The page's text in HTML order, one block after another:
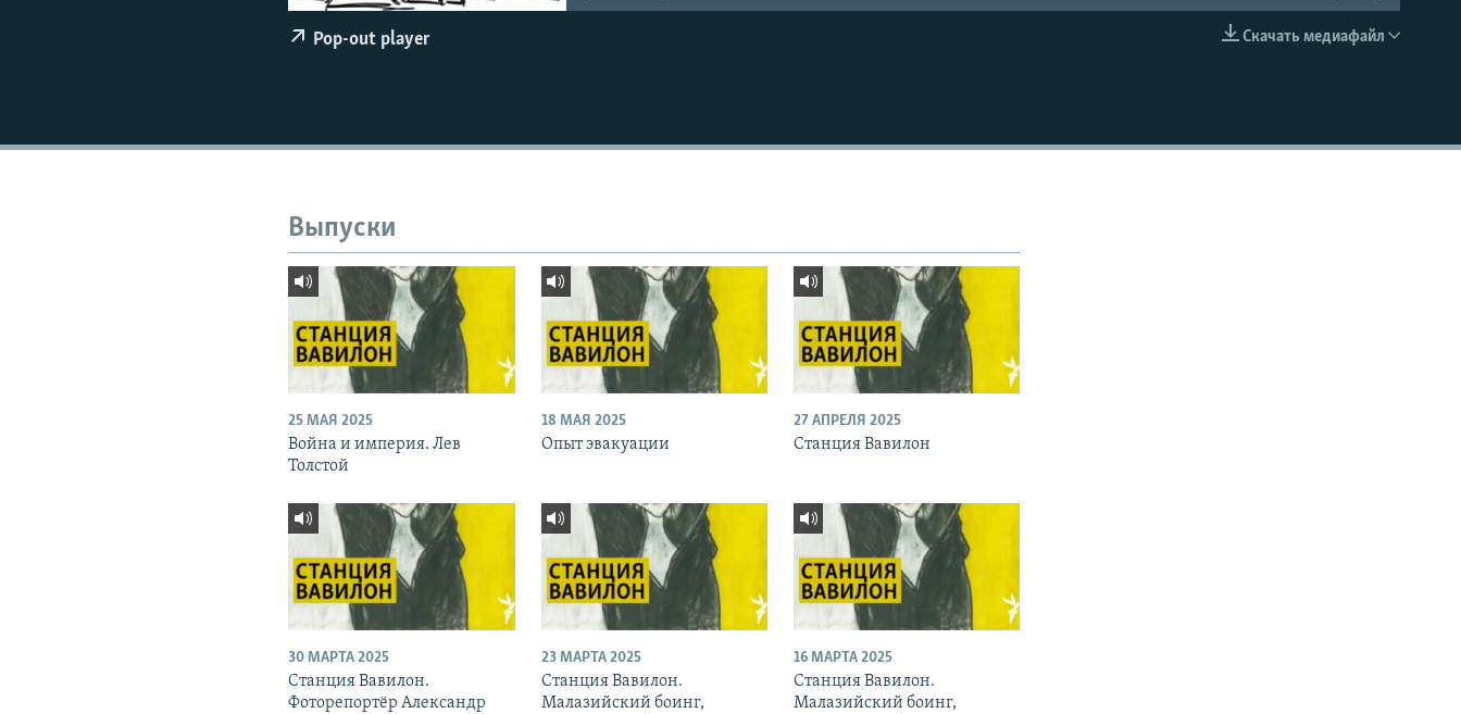
EMBED
Скачать медиафайл
Pop-out player
Выпуски
25 МАЯ 2025
Война и империя. Лев
Толстой
18 МАЯ 2025
Опыт эвакуации
27 АПРЕЛЯ 2025
Станция Вавилон
30 МАРТА 2025
Станция Вавилон.
Фоторепортёр Александр
23 МАРТА 2025
Станция Вавилон.
Малазийский боинг,
16 МАРТА 2025
Станция Вавилон.
Малазийский боинг,